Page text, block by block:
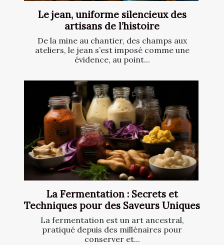
Le jean, uniforme silencieux des
artisans de l’histoire
De la mine au chantier, des champs aux
ateliers, le jean s’est imposé comme une
évidence, au point...
La Fermentation : Secrets et
Techniques pour des Saveurs Uniques
La fermentation est un art ancestral,
pratiqué depuis des millénaires pour
conserver et...